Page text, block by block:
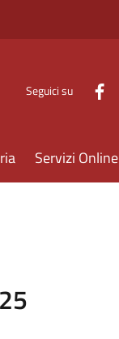
Seguici su
Servizi Online